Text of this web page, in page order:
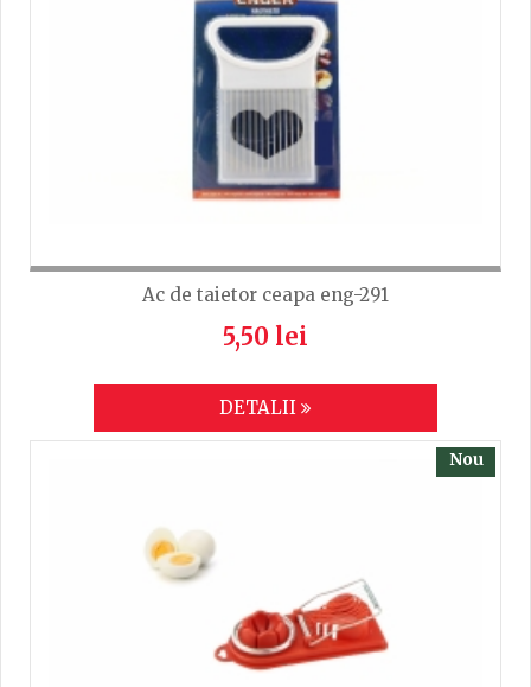
Ac de taietor ceapa eng-291
5,50 lei
DETALII
Nou